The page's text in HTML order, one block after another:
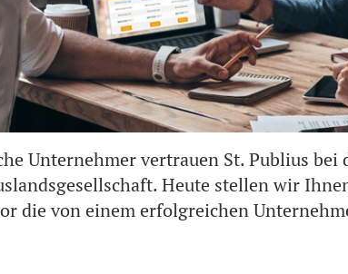
Unternehmer vertrauen St. Publius bei
Heute stellen wir
die von einem erfolgreichen